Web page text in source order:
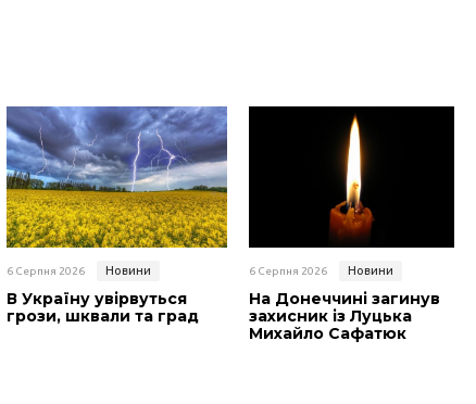
6 Серпня 2026 Новини
В Україну увірвуться
грози, шквали та град
6 Серпня 2026 Новини
На Донеччині загинув
захисник із Луцька
Михайло Сафатюк